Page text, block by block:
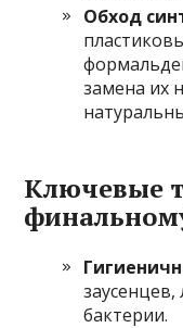
Обход
замена их
Ключевые
бактерии.